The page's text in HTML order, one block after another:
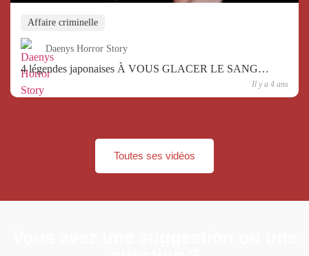
Affaire criminelle
Daenys Horror Story
4 légendes japonaises À VOUS GLACER LE SANG…
Il y a 4 ans
Toutes ses vidéos